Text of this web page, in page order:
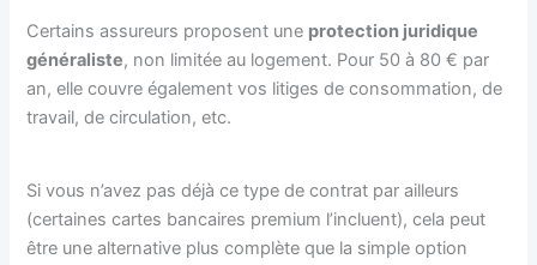
Certains assureurs proposent une protection juridique
généraliste, non limitée au logement. Pour 50 à 80 € par
an, elle couvre également vos litiges de consommation, de
travail, de circulation, etc.
Si vous n’avez pas déjà ce type de contrat par ailleurs
(certaines cartes bancaires premium l’incluent), cela peut
être une alternative plus complète que la simple option